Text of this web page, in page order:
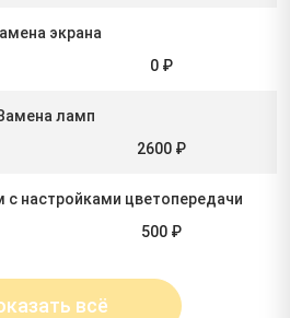
экрана
0 ₽
ламп
2600 ₽
с настройками цветопередачи
500 ₽
всё